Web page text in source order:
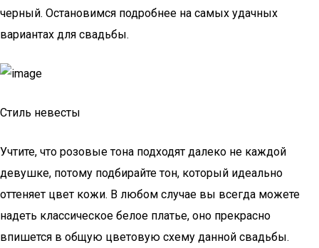
черный. Остановимся подробнее на самых удачных
вариантах для свадьбы.
Стиль невесты
Учтите, что розовые тона подходят далеко не каждой
девушке, потому подбирайте тон, который идеально
оттеняет цвет кожи. В любом случае вы всегда можете
надеть классическое белое платье, оно прекрасно
впишется в общую цветовую схему данной свадьбы.